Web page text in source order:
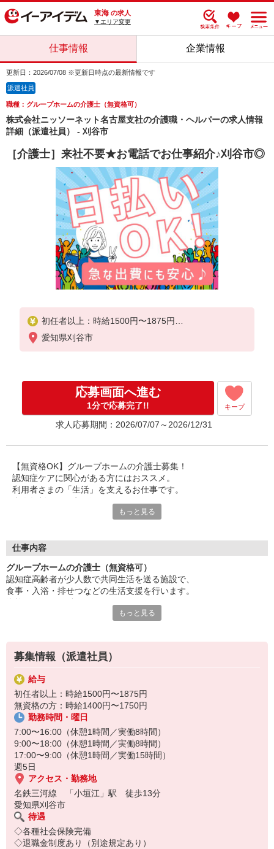
東海 の求人
▼エリア変更
仕事情報 企業情報
更新日：2026/07/08 ※更新日時点の最新情報です
派遣社員
職種：グループホームの介護士（無資格可）
株式会社ニッソーネット名古屋支社の介護職・ヘルパーの求人情報
詳細（派遣社員） - 刈谷市
［介護士］来社不要★お電話でお仕事紹介♪刈谷市◎
初任者以上：時給1500円〜1875円
無資格の方：時給1400円〜1750円
愛知県刈谷市
応募画面へ進む
1分で応募完了!! キープ
求人応募期間：2026/07/07～2026/12/31
【無資格OK】グループホームの介護士募集！
認知症ケアに関心がある方にはおススメ。
利用者さまの「生活」を支えるお仕事です。
利用者さまの生活全般のサポート。
資格取得も積極的に支援いたします。
働く意欲があれば資格は不問！
温かいチームの一員になりませんか？
人柄重視の採用を行っています。
もっと見る
仕事内容
グループホームの介護士（無資格可）
認知症高齢者が少人数で共同生活を送る施設で、
食事・入浴・排せつなどの生活支援を行います。
認知症ケアの理解やコミュニケーション力が重要です◎
人柄や思いやりが重視されます♪
もっと見る
募集情報（派遣社員）
給与
初任者以上：時給1500円〜1875円
無資格の方：時給1400円〜1750円
勤務時間・曜日
7:00〜16:00（休憩1時間／実働8時間）
9:00〜18:00（休憩1時間／実働8時間）
17:00〜9:00（休憩1時間／実働15時間）
週5日
アクセス・勤務地
名鉄三河線 「小垣江」駅 徒歩13分
愛知県刈谷市
待遇
◇各種社会保険完備
◇退職金制度あり（別途規定あり）